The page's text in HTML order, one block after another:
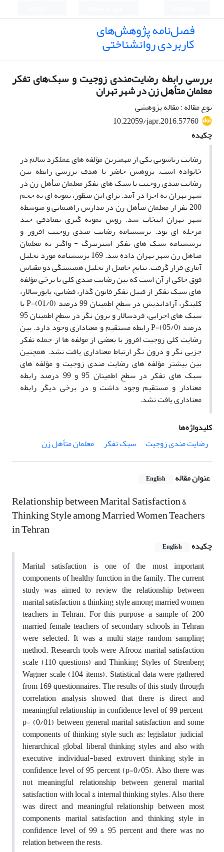
فصل‌نامه پژوهش‌های
کاربردی روانشناختی
بررسی رابطه رضایت‌مندی زوجیت و سبک‌های تفکر
معلمان متأهل‌ زن در شهر تهران
نوع مقاله : مقاله پژوهشی
10.22059/japr.2016.57760
چکیده
رضایت زناشویی یکی از مهم­ترین مؤلفه ­های عملکرد سالم در
خانواده است. پژوهش حاضر با هدف بررسی رابطه بین
رضایت­ مندی زوجیت با سبک­ های تفکر معلمان متأهل زن در
شهر تهران به اجرا در آمد. برای این منظور، نمونه ­ای به حجم
200 نفر از معلمان متأهل زن در مدارس راهنمایی و متوسطه
شهر تهران انتخاب شد. روش نمونه­ گیری تصادفی چند
مرحله ­ای بود. پرسشنامه رضایت ­مندی زوجیت افروز و
پرسشنامه سبک ­های تفکر استرنبرگ - واگنر به معلمان
متاهل زن شهر تهران داده شد. 169 پرسشنامه مورد تحلیل
آماری قرار گرفت. نتایج حاصل از تحلیل همبستگی دو مقیاس
فوق حاکی از آن است که بین رضایت­ مندی کلی با برخی مؤلفه
­های سبک تفکر از قبیل تفکر قانون­ گذار، قضایی، پایورسالار،
کلی­نگر، آزاداندیش در سطح اطمینان 99 درصد (01/0)=P با
سبک ­های اجرایی، فردسالار و برون ­نگر در سطح اطمینان 95
درصد (05/0)=P رابطه مستقیم و معناداری وجود دارد. بین
رضایت کلی زوجیت افروز با بعضی از مولفه­ ها از جمله تفکر
جزیی­ نگر و درون­ نگر ارتباط معناداری یافت نشد. همچنین
بین بیشتر مؤلفه ­های رضایت­ مندی زوجیت و مؤلفه­ های
سبک ­های تفکر در سطح اطمینان 95 و 99 درصد رابطه
معنادار و مستقیم وجود داشت و در برخی دیگر رابطه
معناداری یافت نشد.
کلیدواژه‌ها
رضایت مندی زوجیت
سبک تفکر معلمان متأهل زن
عنوان مقاله English
Relationship between Marital Satisfaction &
Thinking Style among Married Women Teachers
in Tehran
چکیده English
Marital satisfaction is one of the most important
components of healthy function in the family. The current
study was aimed to review the relationship between
marital satisfaction & thinking style among married women
teachers in Tehran. For this purpose, a sample of 200
married female teachers of secondary schools in Tehran
were selected. It was a multi stage random sampling
method. Research tools were Afrooz marital satisfaction
scale (110 questions) and Thinking Styles of Strenberg
Wagner scale (104 items). Statistical data were gathered
from 169 questionnaires. The results of this study through
correlation analysis showed that there is direct and
meaningful relationship in confidence level of 99 percent
p= (0/01) between general marital satisfaction and some
components of thinking style such as: legislator, judicial,
hierarchical, global, liberal thinking styles, and also with
executive, individual-based, extrovert thinking style in
confidence level of 95 percent (p=0/05). Also there was
not meaningful relationship between general marital
satisfaction with local & internal thinking styles. Also there
was direct and meaningful relationship between most
components marital satisfaction and thinking style in
confidence level of 99 & 95 percent and there was no
relation between the rests.